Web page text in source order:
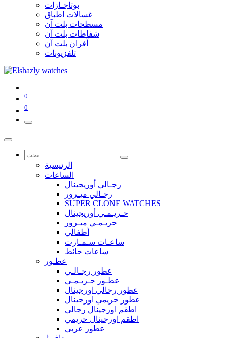
بوتاجـازات
غسالات اطباق
مسطحات بلت آن
شفاطات بلت آن
آفران بلت آن
تلفزيونات
0
0
الرئيسية
الساعات
رجـالي أوريجينال
رجـالي ميـرور
SUPER CLONE WATCHES
حـريـمـي أوريجينال
حريـمـي ميـرور
أطفالي
ساعـات سـمـارت
ساعات حائط
عطـور
عطور رجـالـي
عطـور حـريـمـي
عطور رجالي اورجينال
عطور حريمي اورجينال
اطقم اورجينال رجالي
اطقم اورجينال حريمي
عطور عربي